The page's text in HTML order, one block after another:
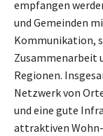
empfangen
und Gemeinden
Kommunikation,
Zusammenarbeit
Regionen.
Netzwerk von
und eine gute
attraktiven